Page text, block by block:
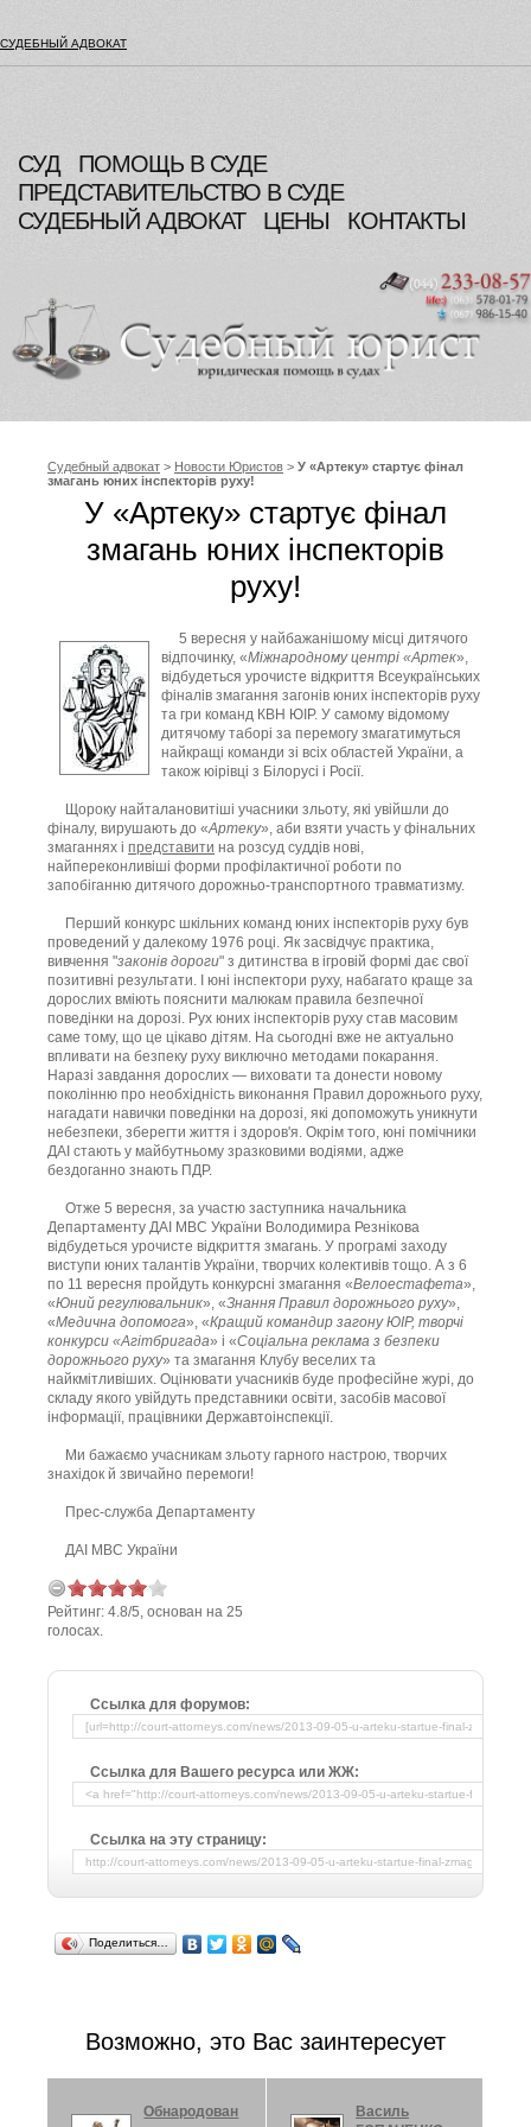
СУДЕБНЫЙ АДВОКАТ
СУД
ПОМОЩЬ В СУДЕ
ПРЕДСТАВИТЕЛЬСТВО В СУДЕ
СУДЕБНЫЙ АДВОКАТ
ЦЕНЫ КОНТАКТЫ
Судебный адвокат > Новости Юристов > У «Артеку» стартує фінал
змагань юних інспекторів руху!
У «Артеку» стартує фінал
змагань юних інспекторів
руху!
5 вересня у найбажанішому місці дитячого
відпочинку, «Міжнародному центрі «Артек»,
відбудеться урочисте відкриття Всеукраїнських
фіналів змагання загонів юних інспекторів руху
та гри команд КВН ЮІР. У самому відомому
дитячому таборі за перемогу змагатимуться
найкращі команди зі всіх областей України, а
також юірівці з Білорусі і Росії.
Щороку найталановитіші учасники зльоту, які увійшли до
фіналу, вирушають до «Артеку», аби взяти участь у фінальних
змаганнях і представити на розсуд суддів нові,
найпереконливіші форми профілактичної роботи по
запобіганню дитячого дорожньо-транспортного травматизму.
Перший конкурс шкільних команд юних інспекторів руху був
проведений у далекому 1976 році. Як засвідчує практика,
вивчення "законів дороги" з дитинства в ігровій формі дає свої
позитивні результати. І юні інспектори руху, набагато краще за
дорослих вміють пояснити малюкам правила безпечної
поведінки на дорозі. Рух юних інспекторів руху став масовим
саме тому, що це цікаво дітям. На сьогодні вже не актуально
впливати на безпеку руху виключно методами покарання.
Наразі завдання дорослих — виховати та донести новому
поколінню про необхідність виконання Правил дорожнього руху,
нагадати навички поведінки на дорозі, які допоможуть уникнути
небезпеки, зберегти життя і здоров'я. Окрім того, юні помічники
ДАІ стають у майбутньому зразковими водіями, адже
бездоганно знають ПДР.
Отже 5 вересня, за участю заступника начальника
Департаменту ДАІ МВС України Володимира Резнікова
відбудеться урочисте відкриття змагань. У програмі заходу
виступи юних талантів України, творчих колективів тощо. А з 6
по 11 вересня пройдуть конкурсні змагання «Велоестафета»,
«Юний регулювальник», «Знання Правил дорожнього руху»,
«Медична допомога», «Кращий командир загону ЮІР, творчі
конкурси «Агітбригада» і «Соціальна реклама з безпеки
дорожнього руху» та змагання Клубу веселих та
найкмітливіших. Оцінювати учасників буде професійне журі, до
складу якого увійдуть представники освіти, засобів масової
інформації, працівники Державтоінспекції.
Ми бажаємо учасникам зльоту гарного настрою, творчих
знахідок й звичайно перемоги!
Прес-служба Департаменту
ДАІ МВС України
Рейтинг: 4.8/5, основан на 25
голосах.
Ссылка для форумов:
Ссылка для Вашего ресурса или ЖЖ:
Ссылка на эту страницу:
Поделиться…
Возможно, это Вас заинтересует
Обнародован
Василь